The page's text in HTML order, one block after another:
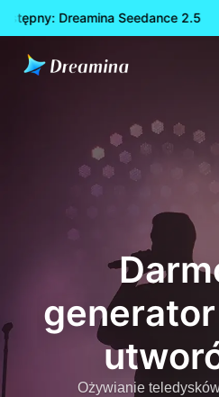
Dreamina Seedance 2.5
Strona główna Twórz Darmowy
generator
Ożywianie